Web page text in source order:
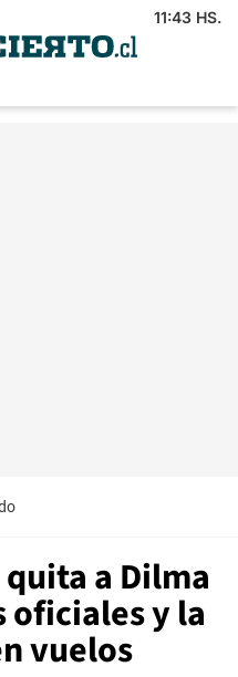
11:43 HS.
a Dilma
oficiales y la
vuelos